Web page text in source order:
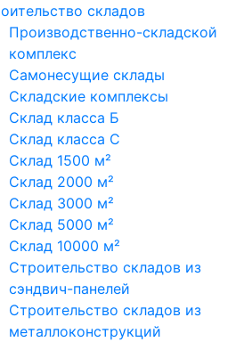
складов
Производственно-складской
комплекс
Самонесущие склады
Складские комплексы
Склад класса Б
Склад класса С
Склад 1500 м²
Склад 2000 м²
Склад 3000 м²
Склад 5000 м²
Склад 10000 м²
Строительство складов из
сэндвич-панелей
Строительство складов из
металлоконструкций